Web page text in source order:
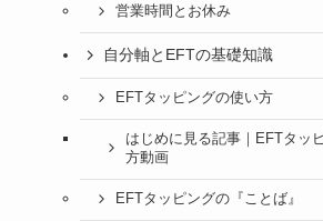
営業時間とお休み
自分軸とEFTの基礎知識
EFTタッピングの使い方
はじめに見る記事｜EFTタッ
方動画
EFTタッピングの『ことば』